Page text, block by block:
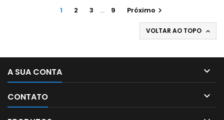
1 2 3 … 9 Próximo 
VOLTAR AO TOPO 
A SUA CONTA 
CONTATO 